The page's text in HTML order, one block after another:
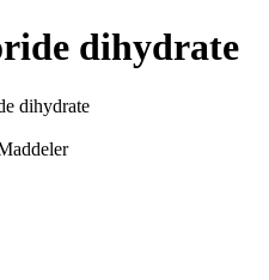
dihydrate
dihydrate